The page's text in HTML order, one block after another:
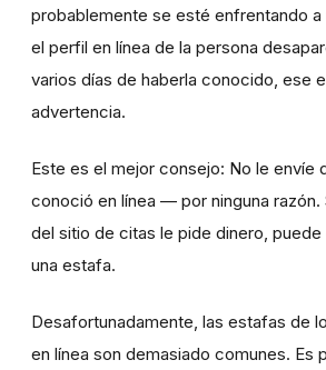
probablemente se esté enfrentando a
el perfil en línea de la persona
varios días de haberla conocido, ese
advertencia.
Este es el mejor consejo: No le envíe
conoció en línea — por ninguna razón.
del sitio de citas le pide dinero,
una estafa.
Desafortunadamente, las estafas de
en línea son demasiado comunes. Es